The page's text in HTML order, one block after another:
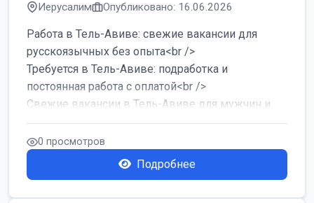
Иерусалим Опубликовано: 16.06.2026
Работа в Тель-Авиве: свежие вакансии для
русскоязычных без опыта<br />
Требуется в Тель-Авиве: подработка и
постоянная работа с оплатой<br />
Свежие вакансии в Тель-Авиве для мужчин и
женщин от хозя...
0 просмотров
Подробнее